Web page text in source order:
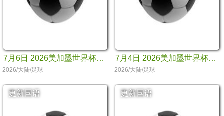
7月6日 2026美加墨世界杯八分之一决赛 墨西哥VS英格兰
2026/大陆/足球
7月4日 2026美加墨世界杯世界杯十六分之一决赛 澳大利亚VS埃及
2026/大陆/足球
更新国语 更新国语